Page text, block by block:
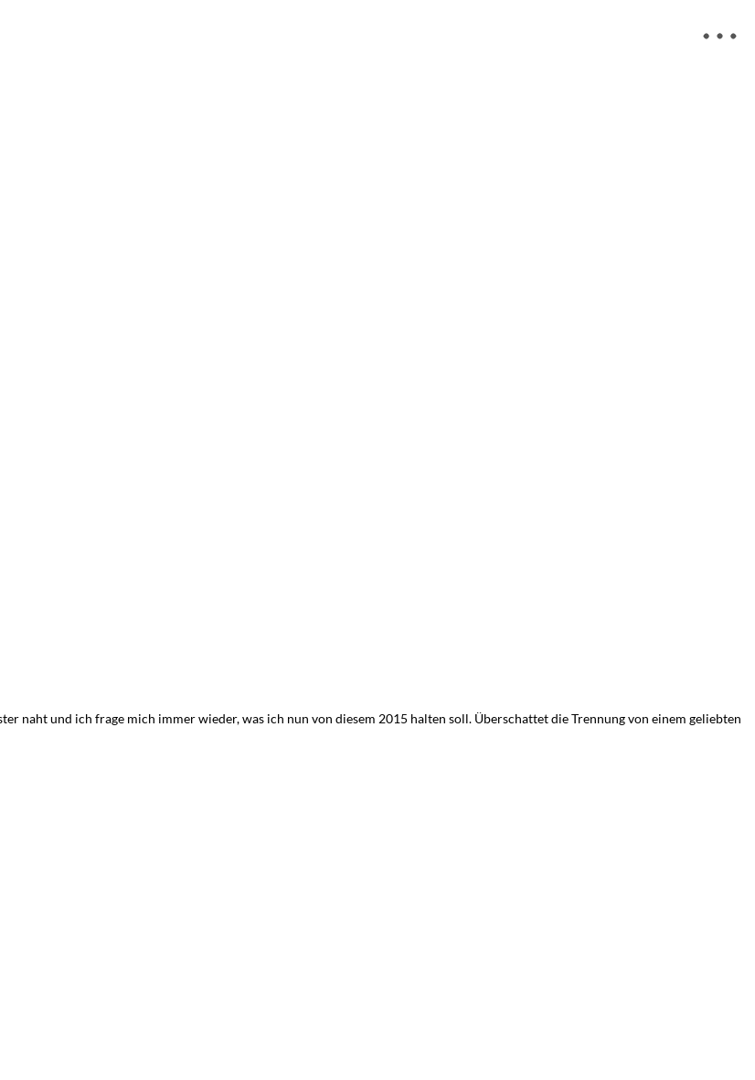
naht und ich frage mich immer wieder, was ich nun von diesem 2015 halten soll. Überschattet die Trennung von einem geliebten